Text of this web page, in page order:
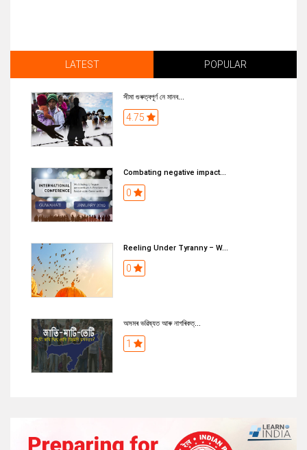
LATEST POPULAR
সীমা গুৰুত্বপূৰ্ণ নে মানব...
4.75
Combating negative impact...
0
Reeling Under Tyranny – W...
0
অসমৰ ভৱিষ্যত আৰু নাগৰিকত্...
1